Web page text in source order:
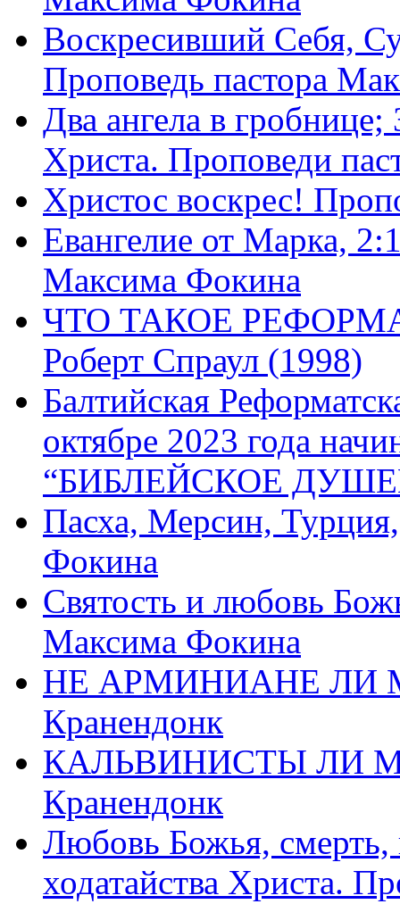
Воскресивший Себя,
Проповедь пастора
Два ангела в
Христа. Проповеди
Христос воскрес!
Евангелие от Марка,
Максима Фокина
ЧТО ТАКОЕ
Роберт Спраул (1998)
Балтийская
октябре 2023 года
“БИБЛЕЙСКОЕ
Пасха, Мерсин,
Фокина
Святость и любовь
Максима Фокина
НЕ АРМИНИАНЕ ЛИ
Кранендонк
КАЛЬВИНИСТЫ ЛИ
Кранендонк
Любовь Божья, смерть,
ходатайства Христа.